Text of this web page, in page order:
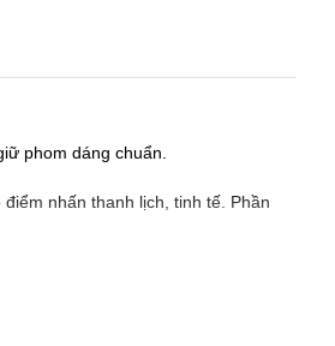
phom dáng chuẩn.
nhấn thanh lịch, tinh tế. Phần